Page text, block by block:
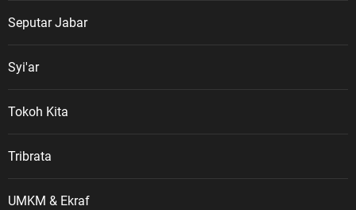
Seputar Jabar
Syi'ar
Tokoh Kita
Tribrata
UMKM & Ekraf